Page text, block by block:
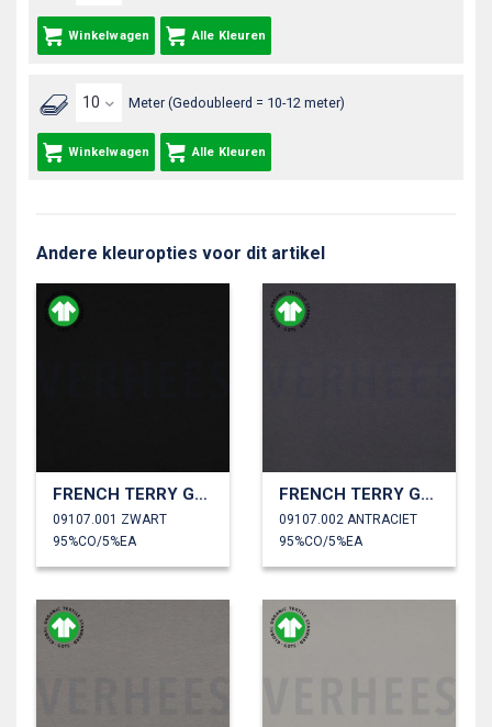
Winkelwagen Alle Kleuren
Meter (Gedoubleerd = 10-12 meter)
Winkelwagen Alle Kleuren
Andere kleuropties voor dit artikel
FRENCH TERRY GOTS
09107.001 ZWART
95%CO/5%EA
FRENCH TERRY GOTS
09107.002 ANTRACIET
95%CO/5%EA